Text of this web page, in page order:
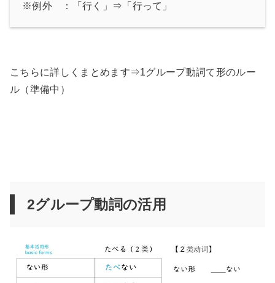
※例外 ：「行く」⇒「行って」
こちらに詳しくまとめます⇒1グループ動詞て形のルー
ル（準備中）
2グループ動詞の活用